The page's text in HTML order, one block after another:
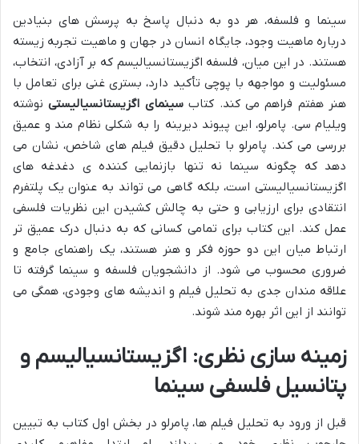
سینما و فلسفه، هر دو به دنبال پاسخ به پرسش های بنیادین
درباره ماهیت وجود، جایگاه انسان در جهان و ماهیت تجربه زیسته
هستند. در این میان، فلسفه اگزیستانسیالیسم که بر آزادی، انتخاب،
مسئولیت و مواجهه با پوچی تأکید دارد، بستری غنی برای تعامل با
هنر هفتم فراهم می کند. کتابسینمای اگزیستانسیالیستینوشته
ویلیام سی. پامرلو، این پیوند دیرینه را به شکلی نظام مند و عمیق
بررسی می کند. پامرلو با تحلیل دقیق فیلم های شاخص، نشان می
دهد که چگونه سینما نه تنها بازنمایی کننده ی دغدغه های
اگزیستانسیالیستی است، بلکه گاهی می تواند به عنوان یک پلتفرم
انتقادی برای ارزیابی و حتی به چالش کشیدن این نظریات فلسفی
عمل کند. این کتاب برای تمامی کسانی که به دنبال درک عمیق تر
ارتباط میان این دو حوزه فکر و هنر هستند، یک راهنمای جامع و
ضروری محسوب می شود. از دانشجویان فلسفه و سینما گرفته تا
علاقه مندان جدی به تحلیل فیلم و اندیشه های وجودی، همگی می
توانند از این اثر بهره مند شوند.
زمینه سازی نظری: اگزیستانسیالیسم و
پتانسیل فلسفی سینما
قبل از ورود به تحلیل فیلم ها، پامرلو در بخش اول کتاب به تبیین